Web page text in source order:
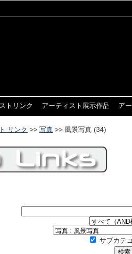
トリンク アーティスト展示作品 ア
リンク >> 写真 >> 風景写真 (34)
サブカテ